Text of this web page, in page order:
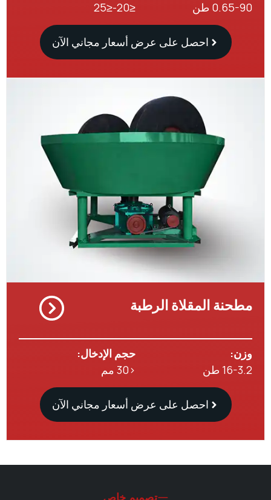
طن
احصل على عرض أسعار مجاني الآن
المقلاة الرطبة
حجم الإدخال:
احصل على عرض أسعار مجاني الآن